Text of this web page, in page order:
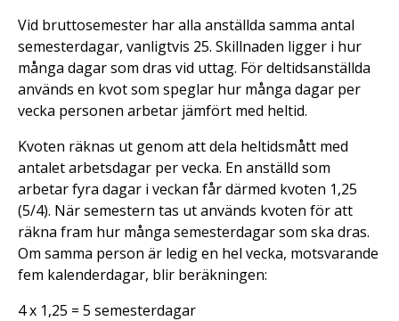
Vid bruttosemester har alla anställda samma antal
semesterdagar, vanligtvis 25. Skillnaden ligger i hur
många dagar som dras vid uttag. För deltidsanställda
används en kvot som speglar hur många dagar per
vecka personen arbetar jämfört med heltid.
Kvoten räknas ut genom att dela heltidsmått med
antalet arbetsdagar per vecka. En anställd som
arbetar fyra dagar i veckan får därmed kvoten 1,25
(5/4). När semestern tas ut används kvoten för att
räkna fram hur många semesterdagar som ska dras.
Om samma person är ledig en hel vecka, motsvarande
fem kalenderdagar, blir beräkningen:
4 x 1,25 = 5 semesterdagar